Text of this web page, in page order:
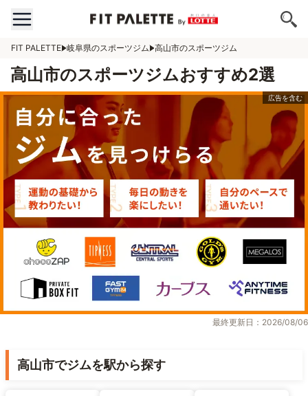
FIT PALETTE 岐阜県のスポーツジム 高山市のスポーツジム
高山市のスポーツジムおすすめ2選
最終更新日：2026/08/06
高山市でジムを駅から探す